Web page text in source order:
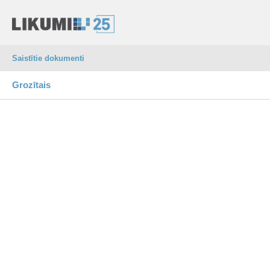
Saistītie dokumenti
Grozītais